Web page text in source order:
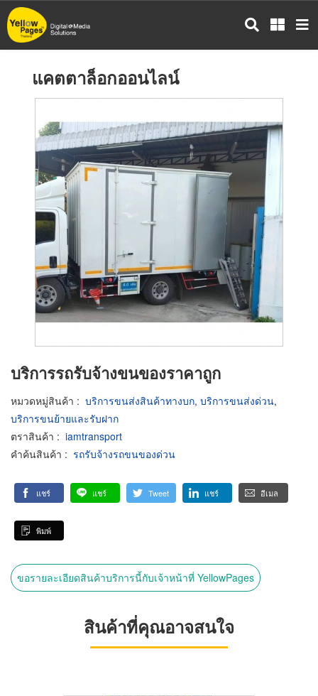
ข้าม
ไป
แคตตาล็อกออนไลน์
บริการรถรับจ้างขนของราคาถูก
หมวดหมู่สินค้า : บริการขนส่งสินค้าทางบก, บริการขนส่งด่วน,
บริการขนย้ายและรับฝาก
ตราสินค้า : iamtransport
คำค้นสินค้า : รถรับจ้างรถขนของด่วน
แชร์ แชร์ Tweet แชร์ อีเมล
พิมพ์
ขอรายละเอียดสินค้าบริการนี้กับเจ้าหน้าที่ YellowPages
สินค้าที่คุณอาจสนใจ